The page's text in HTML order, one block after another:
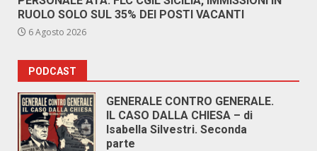
RUOLO SOLO SUL 35% DEI POSTI VACANTI
6 Agosto 2026
PODCAST
GENERALE CONTRO GENERALE.
IL CASO DALLA CHIESA – di
Isabella Silvestri. Seconda
parte